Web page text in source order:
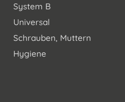
System B
Universal
Schrauben, Muttern
Hygiene